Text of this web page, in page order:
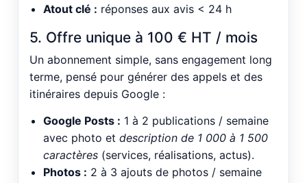
Atout clé : réponses aux avis < 24 h
5. Offre unique à 100 € HT / mois
Un abonnement simple, sans engagement long
terme, pensé pour générer des appels et des
itinéraires depuis Google :
Google Posts : 1 à 2 publications / semaine
avec photo et description de 1 000 à 1 500
caractères (services, réalisations, actus).
Photos : 2 à 3 ajouts de photos / semaine